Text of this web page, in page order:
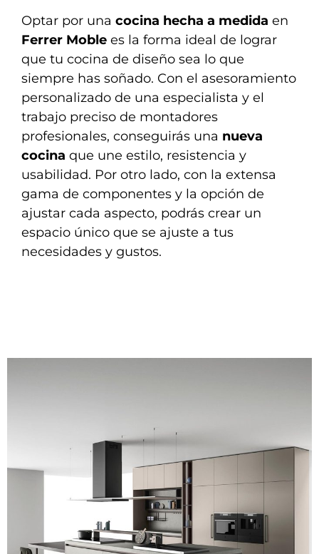
Optar por una cocina hecha a medida en
Ferrer Moble es la forma ideal de lograr
que tu cocina de diseño sea lo que
siempre has soñado. Con el asesoramiento
personalizado de una especialista y el
trabajo preciso de montadores
profesionales, conseguirás una nueva
cocina que une estilo, resistencia y
usabilidad. Por otro lado, con la extensa
gama de componentes y la opción de
ajustar cada aspecto, podrás crear un
espacio único que se ajuste a tus
necesidades y gustos.